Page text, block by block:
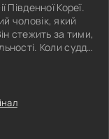
Південної Кореї.
чоловік, який
стежить за тими,
Коли суддя
карає
репутацію
якої причини?